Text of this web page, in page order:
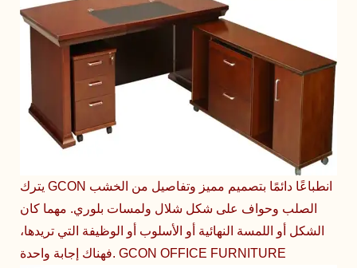
يترك GCON انطباعًا دائمًا بتصميم مميز وتفاصيل من الخشب
الصلب وحواف على شكل شلال ولمسات بلوري. مهما كان
الشكل أو اللمسة النهائية أو الأسلوب أو الوظيفة التي تريدها،
فهناك إجابة واحدة. GCON OFFICE FURNITURE